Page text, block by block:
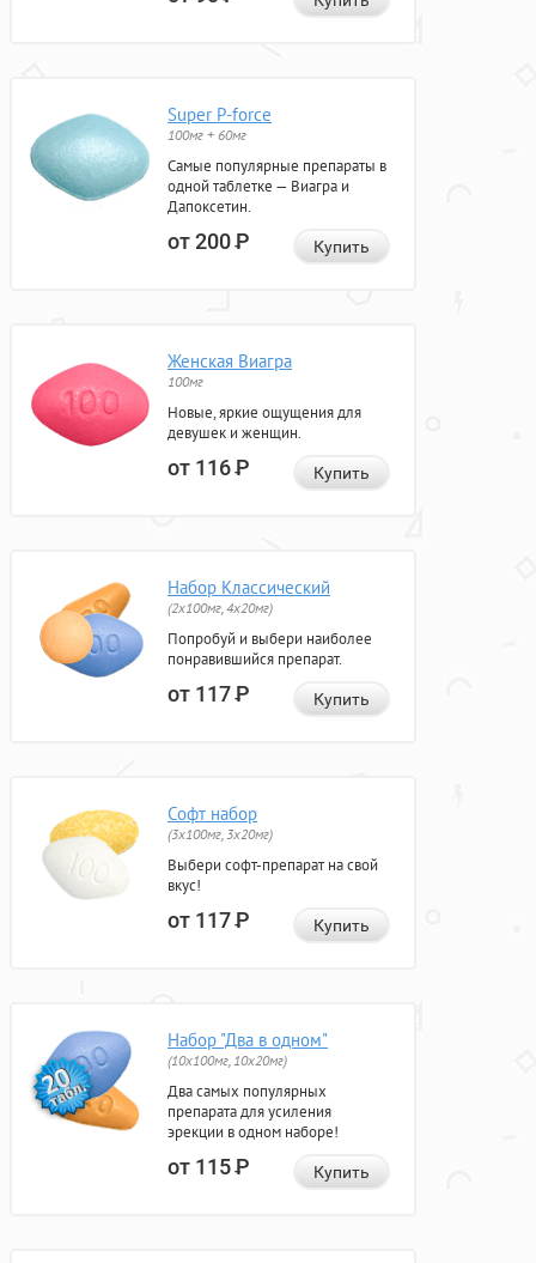
Super P-force
100мг + 60мг
Самые популярные препараты в
одной таблетке — Виагра и
Дапоксетин.
от 200Р Купить
Женская Виагра
100мг
Новые, яркие ощущения для
девушек и женщин.
от 116Р Купить
Набор Классический
(2x100мг, 4x20мг)
Попробуй и выбери наиболее
понравившийся препарат.
от 117Р Купить
Софт набор
(3x100мг, 3x20мг)
Выбери софт-препарат на свой
вкус!
от 117Р Купить
Набор "Два в одном"
(10x100мг, 10x20мг)
Два самых популярных
препарата для усиления
эрекции в одном наборе!
от 115Р Купить